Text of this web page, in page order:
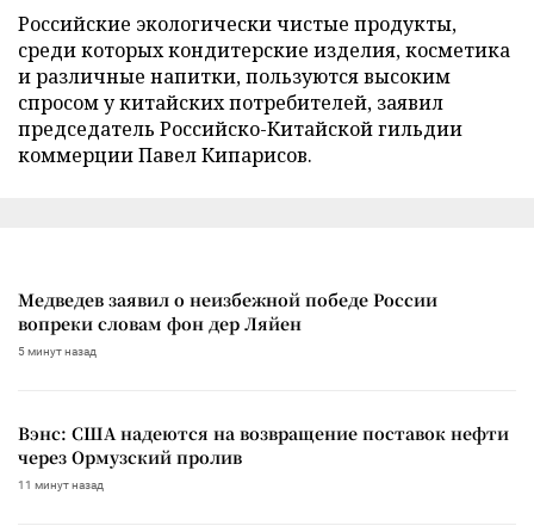
Российские экологически чистые продукты,
среди которых кондитерские изделия, косметика
и различные напитки, пользуются высоким
спросом у китайских потребителей, заявил
председатель Российско-Китайской гильдии
коммерции Павел Кипарисов.
Медведев заявил о неизбежной победе России
вопреки словам фон дер Ляйен
5 минут назад
Вэнс: США надеются на возвращение поставок нефти
через Ормузский пролив
11 минут назад